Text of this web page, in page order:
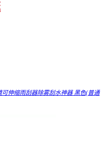
伸缩雨刮器除雾刮水神器 黑色(普通